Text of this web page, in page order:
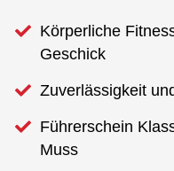
Körperliche
Geschick
Zuverlässigkeit
Führerschein
Muss